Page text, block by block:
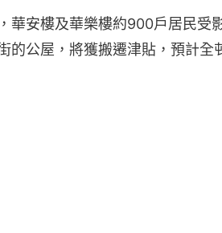
華安樓及華樂樓約900戶居民受
的公屋，將獲搬遷津貼，預計